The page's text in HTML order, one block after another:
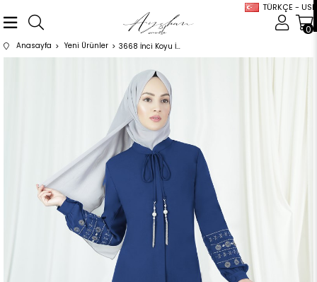
TÜRKÇE - USD
0
Anasayfa Yeni Ürünler 3668 İnci Koyu İndigo Ferace